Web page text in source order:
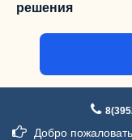
решения
содержимому
Добро